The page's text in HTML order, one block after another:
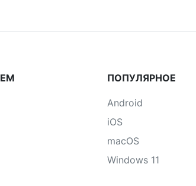
ПОПУЛЯРНОЕ
Android
iOS
macOS
Windows 11